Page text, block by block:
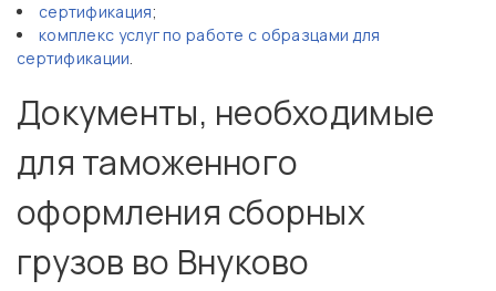
сертификация;
комплекс услуг по работе с образцами для
сертификации.
Документы, необходимые
для таможенного
оформления сборных
грузов во Внуково